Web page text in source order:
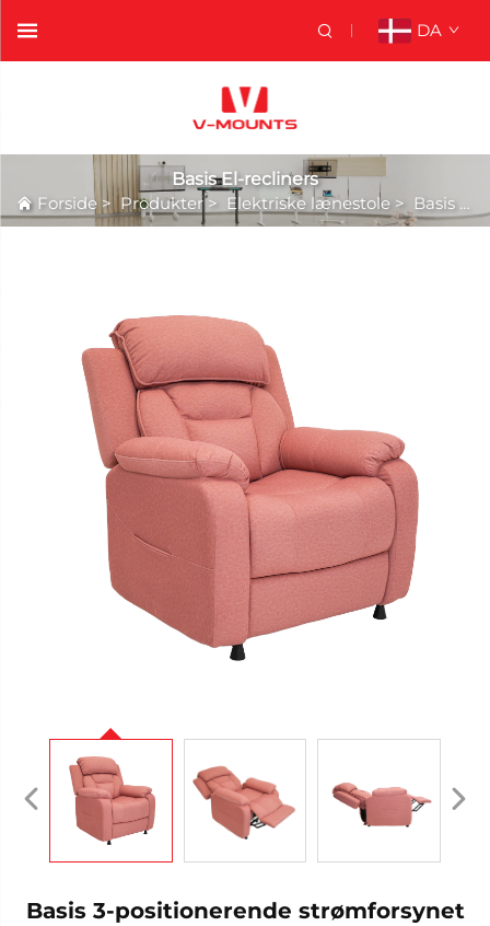
DA
Basis El-recliners
Forside > Produkter> Elektriske lænestole > Basis El-recliners
Basis 3-positionerende strømforsynet